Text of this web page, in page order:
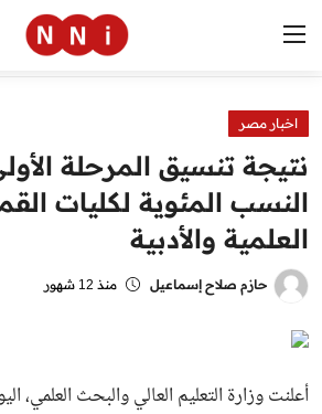
الرئيسية
اخبار مصر
العالم
الرياضة
مال وأعمال
تقنية
اخبار مصر
النسب المئوية لكليات
العلمية والأدبية
حازم صلاح إسماعيل منذ 12 شهور
أعلنت وزارة التعليم العالي والبحث العلمي،